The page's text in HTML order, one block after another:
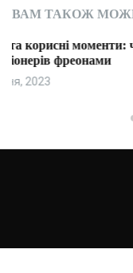
ВАМ ТАКОЖ
Оформляємо
29 Вересня, 2023